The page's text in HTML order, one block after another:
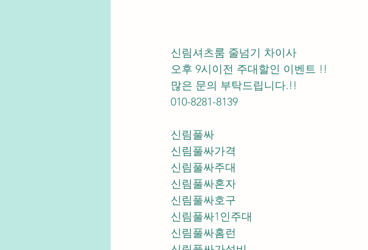
신림셔츠룸 줄넘기 차이사
오후 9시이전 주대할인 이벤트 !!
많은 문의 부탁드립니다.!!
010-8281-8139
신림풀싸
신림풀싸가격
신림풀싸주대
신림풀싸혼자
신림풀싸호구
신림풀싸1인주대
신림풀싸홈런